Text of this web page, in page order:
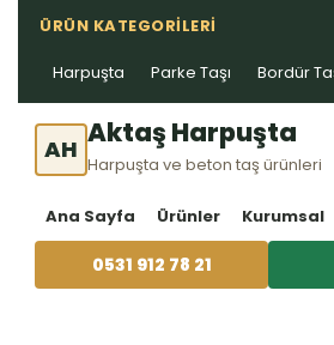
ÜRÜN KATEGORILERI
Harpuşta Parke Taşı Bordür
AH Aktaş Harpuşta
Harpuşta ve beton taş ürünleri
Ana Sayfa Ürünler Kurumsal
0531 912 78 21